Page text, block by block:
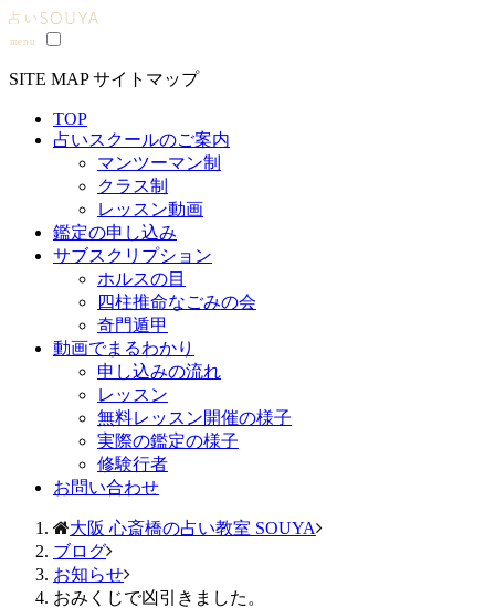
SITE MAPサイトマップ
TOP
占いスクールのご案内
マンツーマン制
クラス制
レッスン動画
鑑定の申し込み
サブスクリプション
ホルスの目
四柱推命なごみの会
奇門遁甲
動画でまるわかり
申し込みの流れ
レッスン
無料レッスン開催の様子
実際の鑑定の様子
修験行者
お問い合わせ
大阪 心斎橋の占い教室 SOUYA
ブログ
お知らせ
おみくじで凶引きました。